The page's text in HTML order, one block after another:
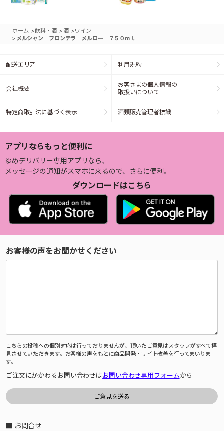
ホーム >飲料・酒 > 酒 >ワイン
> メルシャン フロンテラ メルロー ７５０ｍｌ
配送エリア 利用規約
会社概要
お客さまの個人情報の
取扱いについて
特定商取引法に基づく表示 酒類販売管理者標識
アプリならもっと便利に
ゆめデリバリー専用アプリなら、
メッセージの通知がスマホに来るので、さらに便利。
ダウンロードはこちら
お客様の声をお聞かせください
こちらの投稿への個別対応は行っておりませんが、頂いたご意見はスタッフがすべて拝
見させていただきます。お客様の声をもとに商品開発・サイト改善を行ってまいりま
す。
ご注文にかかわるお問い合わせはお問い合わせ専用フォームから
■ お問合せ